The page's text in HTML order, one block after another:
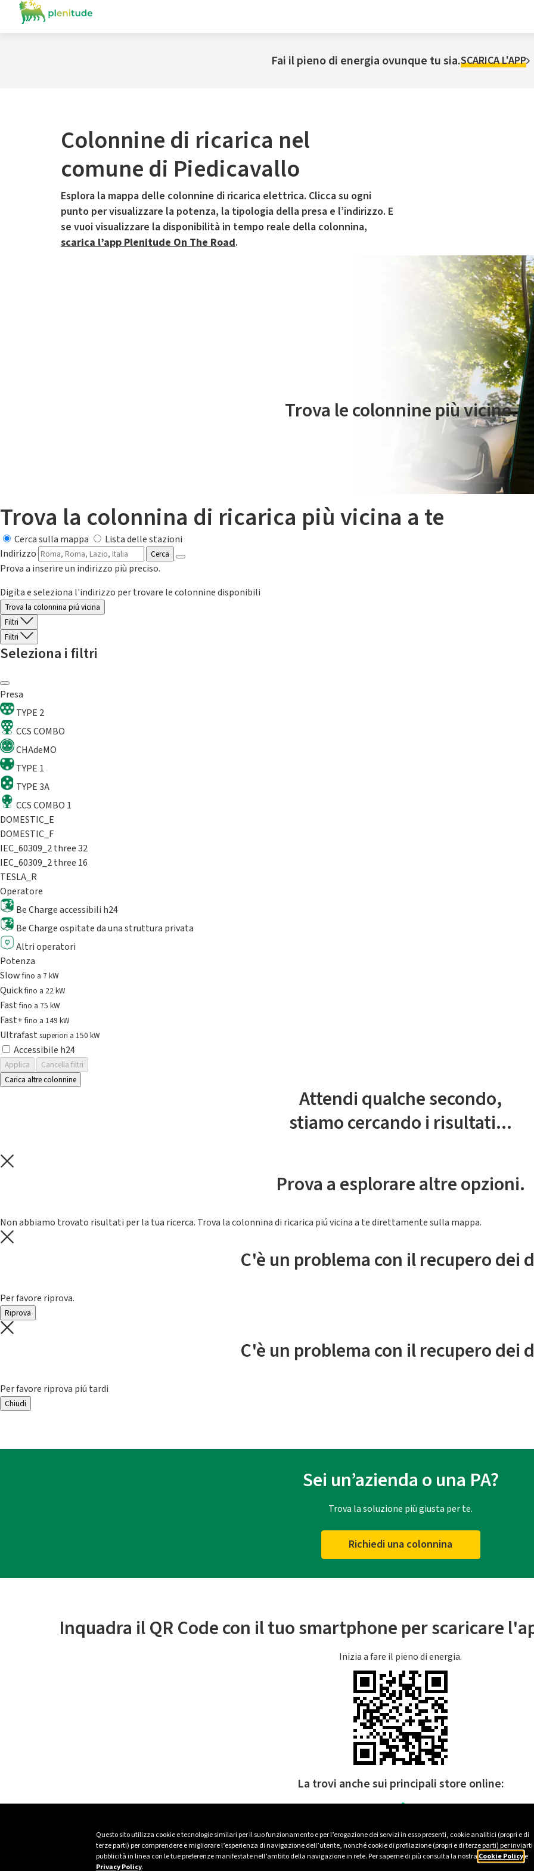
Questo sito utilizza cookie e tecnologie similari per il suo funzionamento e per l’erogazione dei servizi in esso presenti, cookie analitici (propri e di
terze parti) per comprendere e migliorare l’esperienza di navigazione dell’utente, nonché cookie di profilazione (propri e di terze parti) per inviarti
pubblicità in linea con le tue preferenze manifestate nell’ambito della navigazione in rete. Per saperne di più consulta la nostra Cookie Policye
Privacy Policy.
Fai il pieno di energia ovunque tu sia.SCARICA L'APP
Colonnine di ricarica nel
comune di Piedicavallo
Esplora la mappa delle colonnine di ricarica elettrica. Clicca su ogni
punto per visualizzare la potenza, la tipologia della presa e l’indirizzo. E
se vuoi visualizzare la disponibilità in tempo reale della colonnina,
scarica l’app Plenitude On The Road.
Il servizio di mobilità elettrica è gestito da Plenitude On The Road
Trova le colonnine più vicine.
Trova la colonnina di ricarica più vicina a te
Cerca sulla mappa
Lista delle stazioni
Indirizzo
Cerca
Prova a inserire un indirizzo più preciso.
Digita e seleziona l'indirizzo per trovare le colonnine disponibili
Trova la colonnina piú vicina
Filtri
Filtri
Seleziona i filtri
Presa
TYPE 2
CCS COMBO
CHAdeMO
TYPE 1
TYPE 3A
CCS COMBO 1
DOMESTIC_E
DOMESTIC_F
IEC_60309_2 three 32
IEC_60309_2 three 16
TESLA_R
Operatore
Be Charge accessibili h24
Be Charge ospitate da una struttura privata
Altri operatori
Potenza
Slowfino a 7 kW
Quickfino a 22 kW
Fastfino a 75 kW
Fast+fino a 149 kW
Ultrafast superiori a 150 kW
Accessibile h24
Applica
Cancella filtri
Carica altre colonnine
Attendi qualche secondo,
stiamo cercando i risultati...
Prova a esplorare altre opzioni.
Non abbiamo trovato risultati per la tua ricerca. Trova la colonnina di ricarica piú vicina a te direttamente sulla mappa.
C'è un problema con il recupero dei
Per favore riprova.
Riprova
C'è un problema con il recupero dei
Per favore riprova piú tardi
Chiudi
Sei un’azienda o una PA?
Trova la soluzione più giusta per te.
Richiedi una colonnina
Inquadra il QR Code con il tuo smartphone per scaricare
Inizia a fare il pieno di energia.
La trovi anche sui principali store online: